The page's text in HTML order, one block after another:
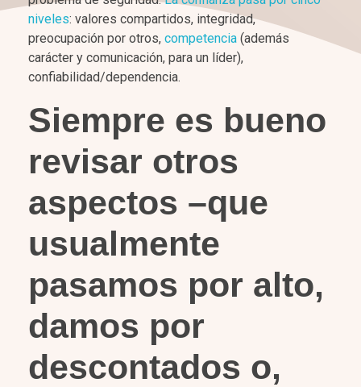
niveles: valores compartidos, integridad,
preocupación por otros, competencia (además
carácter y comunicación, para un líder),
confiabilidad/dependencia.
Siempre es bueno
revisar otros
aspectos –que
usualmente
pasamos por alto,
damos por
descontados o,